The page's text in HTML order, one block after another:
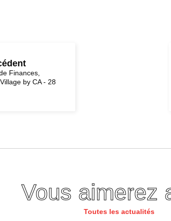
Finances,
by CA - 28
Vous aimerez
Toutes les actualités